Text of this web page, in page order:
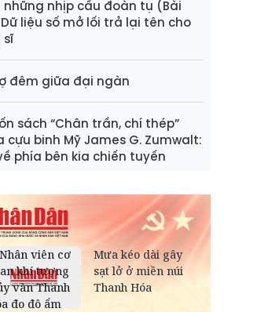
những nhịp cầu đoàn tụ (Bài
liệu số mở lối trả lại tên cho
sĩ
đêm giữa đại ngàn
sách “Chân trần, chí thép”
cựu binh Mỹ James G. Zumwalt:
phía bên kia chiến tuyến